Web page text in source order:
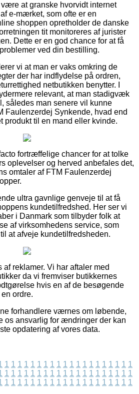
at granske hvorvidt internet
e-mærket, som ofte er en
shoppen opretholder de danske
tit monitoreres af jurister
Dette er en god chance for at få
ved din bestilling.
vi at man er vaks omkring de
der har indflydelse på ordren,
netbutikken benytter. I
relevant, at man stadigvæk
således man senere vil kunne
Faulenzerdej Synkende, hvad end
produkt til en mand eller kvinde.
fortræffelige chancer for at tolke
oplevelser og herved anbefales det,
omtaler af FTM Faulenzerdej
ultra gavnlige genveje til at få
kundetilfredshed. Her ser vi
i Danmark som tilbyder folk at
af virksomhedens service, som
at afveje kundetilfredsheden.
reklamer. Vi har aftaler med
da vi fremviser butikkernes
hvis en af de besøgende
ordre.
forhandlere værnes om løbende,
os ansvarlig for ændringer der kan
opdatering af vores data.
1 1 1 1 1 1 1 1 1 1 1 1 1 1 1 1 1 1 1 1
1 1 1 1 1 1 1 1 1 1 1 1 1 1 1 1 1 1 1 1
1 1 1 1 1 1 1 1 1 1 1 1 1 1 1 1 1 1 1 1